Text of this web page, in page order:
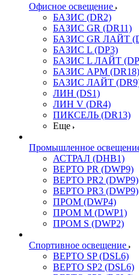
Офисное освещение
БАЗИС (DR2)
БАЗИС GR (DR11)
БАЗИС GR ЛАЙТ
БАЗИС L (DP3)
БАЗИС L ЛАЙТ
БАЗИС АРМ (DR18)
БАЗИС ЛАЙТ
ЛИН (DS1)
ЛИН V (DR4)
ПИКСЕЛЬ (DR13)
Еще
Промышленное
АСТРАЛ (DHB1)
ВЕРТО PR (DWP9)
ВЕРТО PR2 (DWP9)
ВЕРТО PR3 (DWP9)
ПРОМ (DWP4)
ПРОМ M (DWP1)
ПРОМ S (DWP2)
Спортивное освещение
ВЕРТО SP (DSL6)
ВЕРТО SP2 (DSL6)